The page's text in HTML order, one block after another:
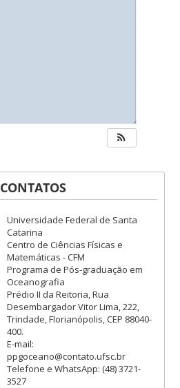
◢
CONTATOS
Universidade Federal de Santa
Catarina
Centro de Ciências Físicas e
Matemáticas - CFM
Programa de Pós-graduação em
Oceanografia
Prédio II da Reitoria, Rua
Desembargador Vitor Lima, 222,
Trindade, Florianópolis, CEP 88040-
400.
E-mail:
ppgoceano@contato.ufsc.br
Telefone e WhatsApp: (48) 3721-
3527